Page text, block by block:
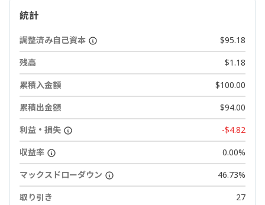
統計
調整済み自己資本
$95.18
残高
$1.18
累積入金額
$100.00
累積出金額
$94.00
利益・損失
-$4.82
収益率
0.00%
マックスドローダウン
46.73%
取り引き
27